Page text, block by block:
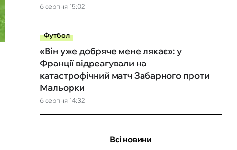
6 серпня 15:02
Футбол
6 серпня 14:32
«Він уже добряче мене лякає»: у
Франції відреагували на
катастрофічний матч Забарного проти
Мальорки
Всі новини